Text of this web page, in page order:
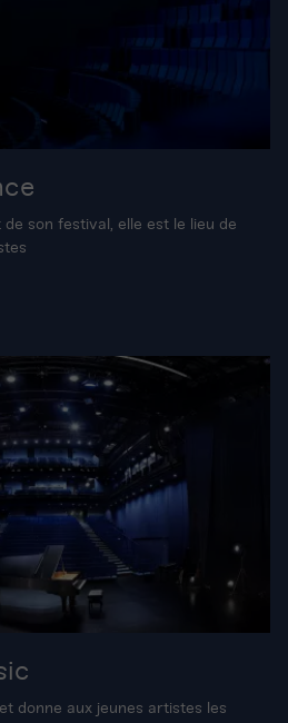
de son festival, elle est le lieu de
donne aux jeunes artistes les